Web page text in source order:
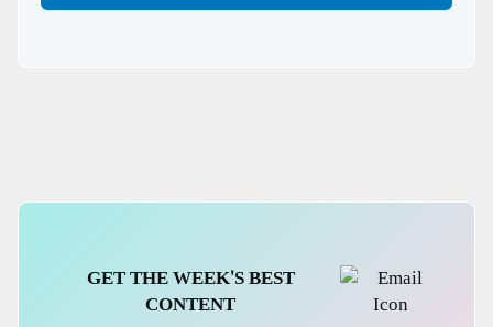
GET THE WEEK'S BEST
CONTENT